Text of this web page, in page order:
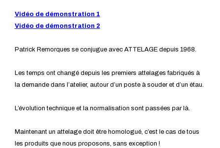
Vidéo de démonstration 1
Vidéo de démonstration 2
Patrick Remorques se conjugue avec ATTELAGE depuis 1968.
Les temps ont changé depuis les premiers attelages fabriqués à
la demande dans l’atelier, autour d’un poste à souder et d’un étau.
L’évolution technique et la normalisation sont passées par là.
Maintenant un attelage doit être homologué, c’est le cas de tous
les produits que nous proposons, sans exception !